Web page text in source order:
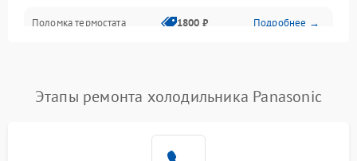
Поломка термостата 1800 ₽ Подробнее →
Поломка системы No Frost 2600 ₽ Подробнее →
Этапы ремонта холодильника Panasonic